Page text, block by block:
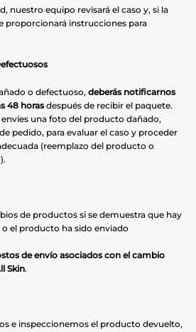
nuestro equipo revisará el caso y, si la
proporcionará instrucciones para
o defectuoso, deberás notificarnos
48 horas después de recibir el paquete.
envíes una foto del producto dañado,
pedido, para evaluar el caso y proceder
(reemplazo del producto o
de productos si se demuestra que hay
el producto ha sido enviado
de envío asociados con el cambio
Skin.
e inspeccionemos el producto devuelto,